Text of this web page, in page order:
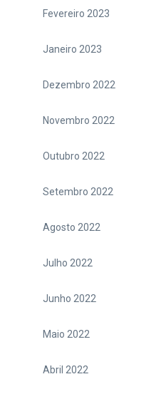
Fevereiro 2023
Janeiro 2023
Dezembro 2022
Novembro 2022
Outubro 2022
Setembro 2022
Agosto 2022
Julho 2022
Junho 2022
Maio 2022
Abril 2022